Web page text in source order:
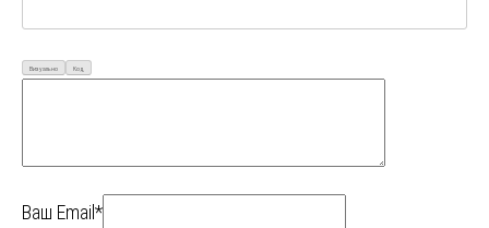
Визуально Код
Ваш Email*